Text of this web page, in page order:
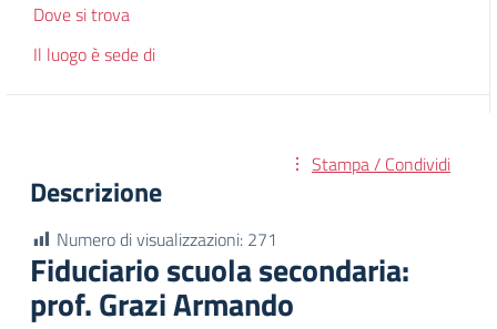
Dove si trova
Il luogo è sede di
Stampa / Condividi
Descrizione
Numero di visualizzazioni: 271
Fiduciario scuola secondaria:
prof. Grazi Armando